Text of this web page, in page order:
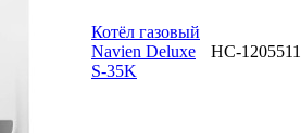
Котёл газовый
Navien Deluxe
S-35K
НС-1205511